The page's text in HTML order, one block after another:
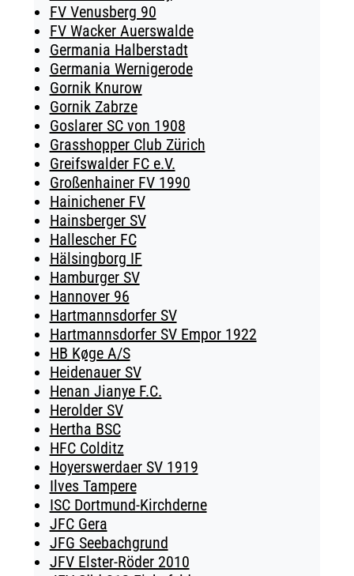
FV Venusberg 90
FV Wacker Auerswalde
Germania Halberstadt
Germania Wernigerode
Gornik Knurow
Gornik Zabrze
Goslarer SC von 1908
Grasshopper Club Zürich
Greifswalder FC e.V.
Großenhainer FV 1990
Hainichener FV
Hainsberger SV
Hallescher FC
Hälsingborg IF
Hamburger SV
Hannover 96
Hartmannsdorfer SV
Hartmannsdorfer SV Empor 1922
HB Køge A/S
Heidenauer SV
Henan Jianye F.C.
Herolder SV
Hertha BSC
HFC Colditz
Hoyerswerdaer SV 1919
Ilves Tampere
ISC Dortmund-Kirchderne
JFC Gera
JFG Seebachgrund
JFV Elster-Röder 2010